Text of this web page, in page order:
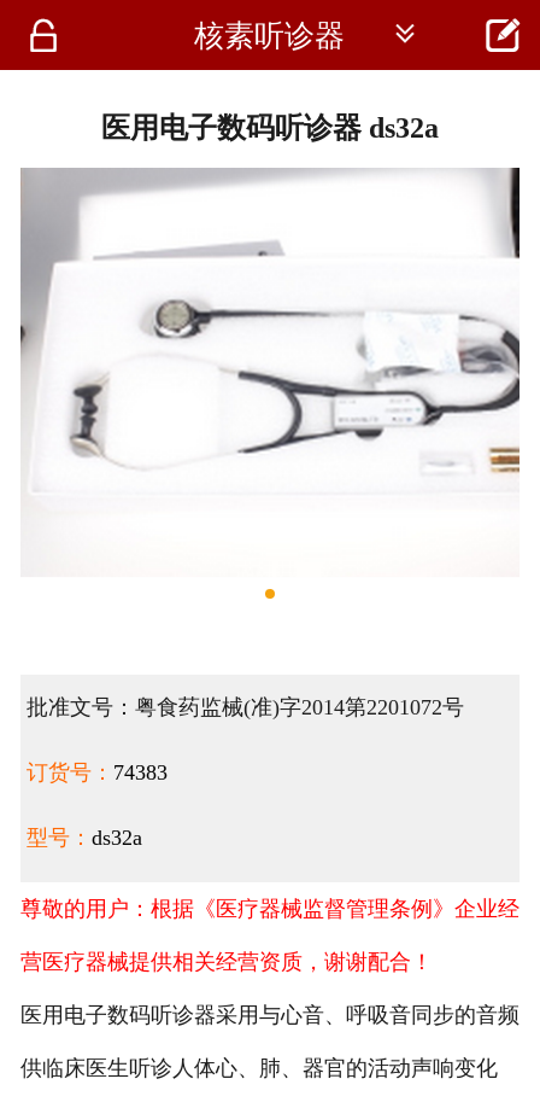
 首页
 核素听诊器  
医用电子数码听诊器 ds32a
批准文号：粤食药监械(准)字2014第2201072号
订货号： 74383
型号： ds32a
尊敬的用户：根据《医疗器械监督管理条例》企业经
营医疗器械提供相关经营资质，谢谢配合！
医用电子数码听诊器采用与心音、呼吸音同步的音频
供临床医生听诊人体心、肺、器官的活动声响变化